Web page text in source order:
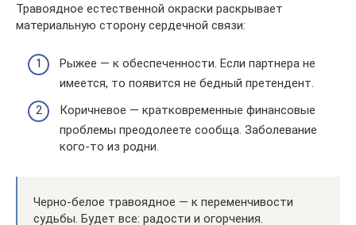
Травоядное естественной окраски раскрывает
материальную сторону сердечной связи:
Рыжее — к обеспеченности. Если партнера не
имеется, то появится не бедный претендент.
Коричневое — кратковременные финансовые
проблемы преодолеете сообща. Заболевание
кого-то из родни.
Черно-белое травоядное — к переменчивости
судьбы. Будет все: радости и огорчения.